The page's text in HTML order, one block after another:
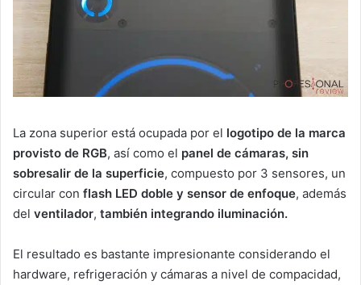
La zona superior está ocupada por el logotipo de la marca
provisto de RGB, así como el panel de cámaras, sin
sobresalir de la superficie, compuesto por 3 sensores, un
circular con flash LED doble y sensor de enfoque, además
del ventilador, también integrando iluminación.
El resultado es bastante impresionante considerando el
hardware, refrigeración y cámaras a nivel de compacidad,